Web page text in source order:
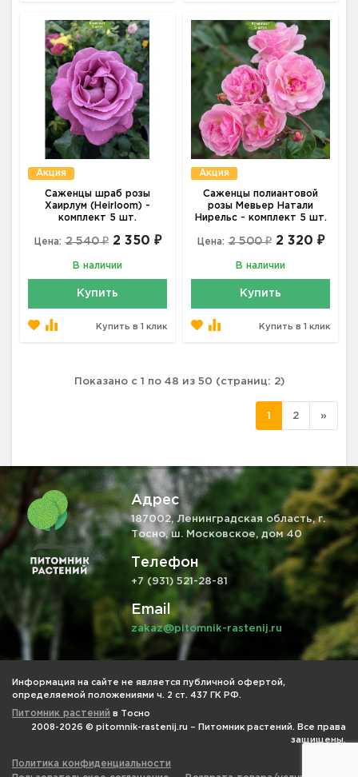
Акция
Саженцы шраб розы
Хаирлум (Heirloom) -
комплект 5 шт.
Цена: 2 540 ₽ 2 350 ₽
В наличии
Купить
Купить в 1 клик
Акция
Саженцы полиантовой
розы Мевьер Натали
Нирельс - комплект 5 шт.
Цена: 2 500 ₽ 2 320 ₽
В наличии
Купить
Купить в 1 клик
Показано с 1 по 48 из 50 (страниц: 2)
1 2 »
Адрес
187002, Ленинградская область, г.
Тосно, ш. Московское, дом 40
Телефон
+7 (931) 521-28-81
Email
zakaz@pitomnik-rastenij.ru
Информация на сайте не является публичной офертой,
определяемой положениями ч. 2 ст. 437 ГК РФ.
Питомник растений в Тосно
2008-2026 © pitomnik-rastenij.ru – Питомник растений. Все права
защищены.
Политика конфиденциальности